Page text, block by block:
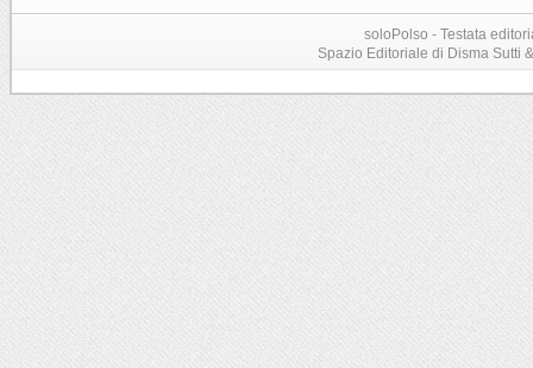
soloPolso - Testata
Spazio Editoriale di Disma Sutti